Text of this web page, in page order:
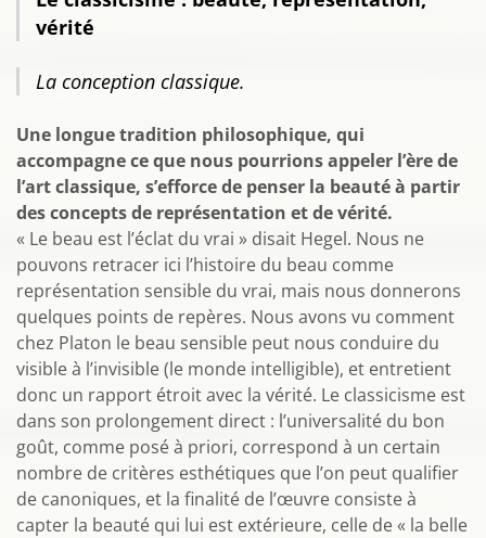
vérité
La conception classique.
Une longue tradition philosophique, qui
accompagne ce que nous pourrions appeler l’ère de
l’art classique, s’efforce de penser la beauté à partir
des concepts de représentation et de vérité.
« Le beau est l’éclat du vrai » disait Hegel. Nous ne
pouvons retracer ici l’histoire du beau comme
représentation sensible du vrai, mais nous donnerons
quelques points de repères. Nous avons vu comment
chez Platon le beau sensible peut nous conduire du
visible à l’invisible (le monde intelligible), et entretient
donc un rapport étroit avec la vérité. Le classicisme est
dans son prolongement direct : l’universalité du bon
goût, comme posé à priori, correspond à un certain
nombre de critères esthétiques que l’on peut qualifier
de canoniques, et la finalité de l’œuvre consiste à
capter la beauté qui lui est extérieure, celle de « la belle